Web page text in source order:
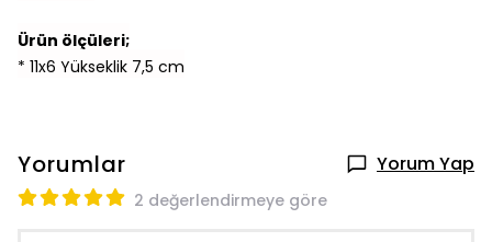
Ürün ölçüleri;
* 11x6 Yükseklik 7,5 cm
Yorumlar Yorum Yap
2 değerlendirmeye göre